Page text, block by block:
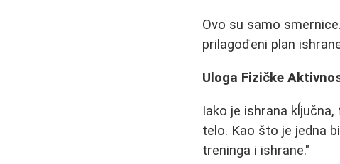
Ovo su samo
prilagođeni plan
Uloga Fizičke
Iako je ishrana kĺjučna,
telo. Kao što je jedna
treninga i ishrane."